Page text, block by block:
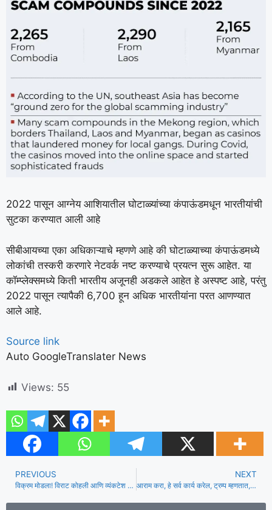
2022 पासून आग्नेय आशियातील घोटाळ्यांच्या कंपाऊंडमधून भारतीयांची
सुटका करण्यात आली आहे
सीबीआयच्या एका अधिकाऱ्याचे म्हणणे आहे की घोटाळ्याच्या कंपाऊंडमध्ये
लोकांची तस्करी करणारे नेटवर्क नष्ट करण्याचे प्रयत्न सुरू आहेत. या
कॉम्प्लेक्समध्ये किती भारतीय अजूनही अडकले आहेत हे अस्पष्ट आहे, परंतु
2022 पासून त्यापैकी 6,700 हून अधिक भारतीयांना परत आणण्यात
आले आहे.
Source link
Auto GoogleTranslater News
Views: 55
PREVIOUS
विक्रम मोडला! विराट कोहली आणि व्यंकटेश अय्यर स्क्रिप्टने आयपीएलच्या अंतिम इतिहासातील सर्वात वेगवान अर्धशतक RCB तुफान पाठलाग म्हणून | क्रिकेट बातम्या
NEXT
आराम करा, हे सर्व कार्य करेल, ट्रम्प म्हणतात, इराण थांबला